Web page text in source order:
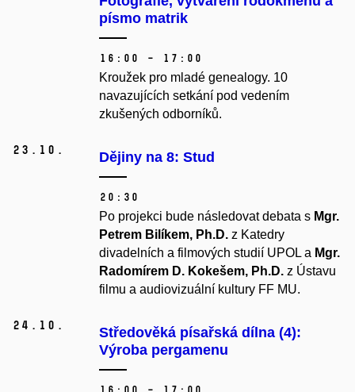
pí­smo matrik
16:00 – 17:00
Kroužek pro mladé genealogy. 10
navazujících setkání pod vedením
zkušených odborníků.
23. 10. Dějiny na 8: Stud
20:30
Po projekci bude následovat debata s Mgr.
Petrem Bilíkem, Ph.D. z Katedry
divadelních a filmových studií UPOL a Mgr.
Radomírem D. Kokešem, Ph.D. z Ústavu
filmu a audiovizuální kultury FF MU.
24. 10.
Středověká písařská dílna (4):
Výroba pergamenu